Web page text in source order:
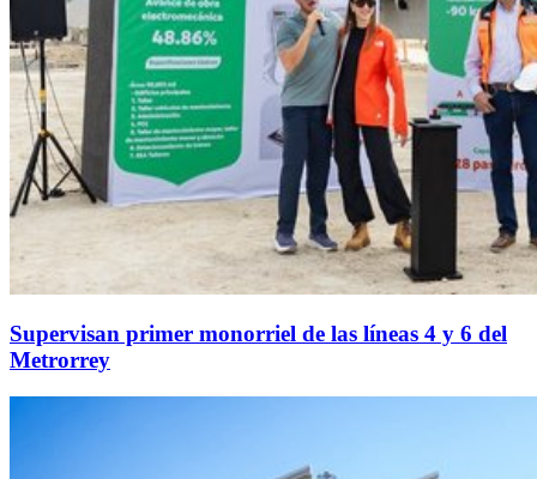
Supervisan primer monorriel de las líneas 4 y 6 del
Metrorrey